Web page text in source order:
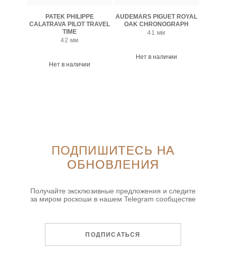
PATEK PHILIPPE
CALATRAVA PILOT TRAVEL
TIME
42 мм
Нет в наличии
AUDEMARS PIGUET ROYAL
OAK CHRONOGRAPH
41 мм
Нет в наличии
ПОДПИШИТЕСЬ НА
ОБНОВЛЕНИЯ
Получайте эксклюзивные предложения и следите
за миром роскоши в нашем Telegram сообществе
ПОДПИСАТЬСЯ